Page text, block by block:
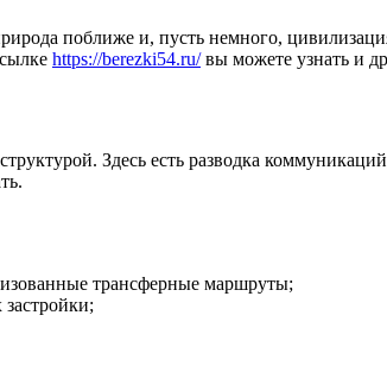
поближе и, пусть немного,
https://berezki54.ru/вы можете узнать и
Здесь есть разводка
трансферные маршруты;